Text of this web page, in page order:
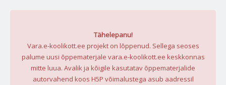
Tähelepanu!
Vara.e-koolikott.ee projekt on lõppenud. Sellega seoses
palume uusi õppematerjale vara.e-koolikott.ee keskkonnas
mitte luua. Avalik ja kõigile kasutatav õppematerjalide
autorvahend koos H5P võimalustega asub aadressil